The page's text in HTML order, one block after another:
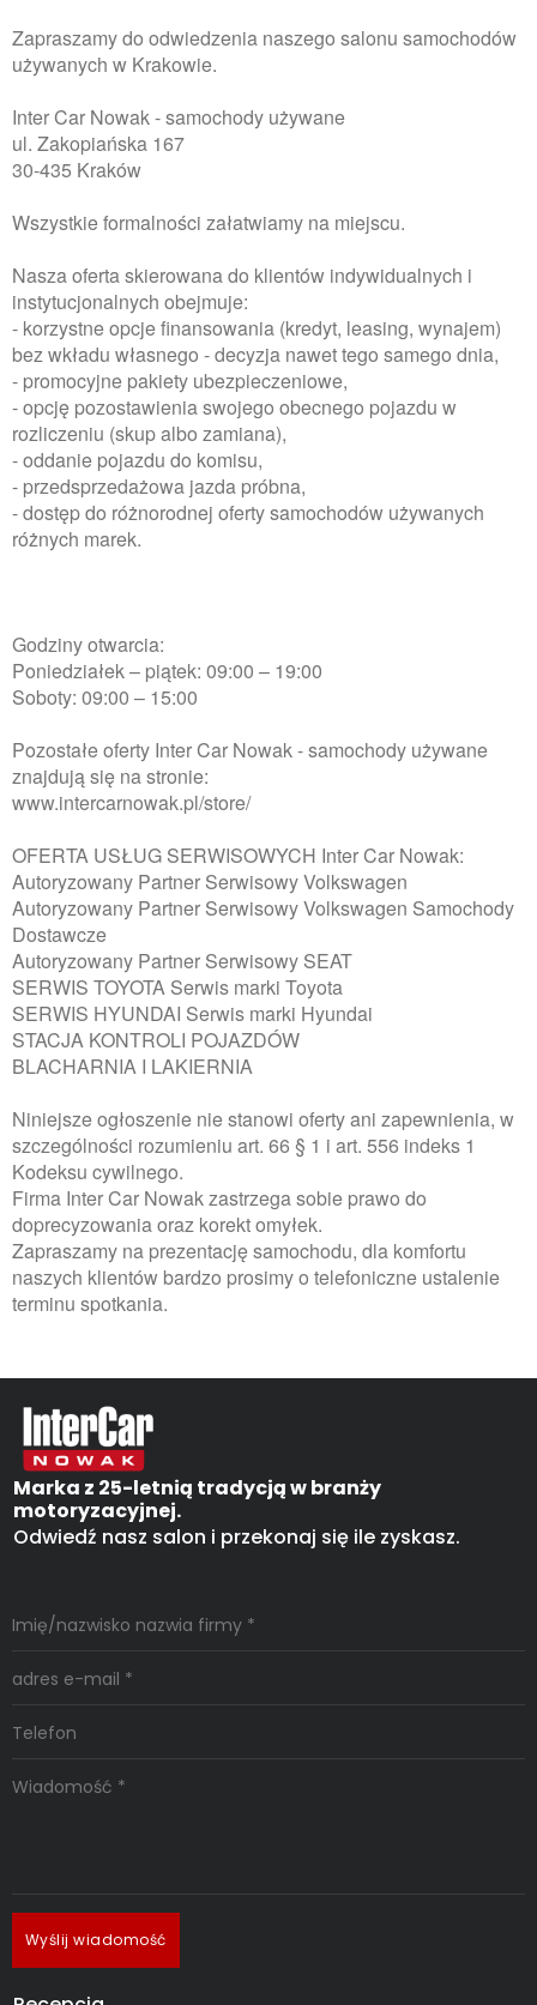
Zapraszamy do odwiedzenia naszego salonu samochodów
używanych w Krakowie.
Inter Car Nowak - samochody używane
ul. Zakopiańska 167
30-435 Kraków
Wszystkie formalności załatwiamy na miejscu.
Nasza oferta skierowana do klientów indywidualnych i
instytucjonalnych obejmuje:
- korzystne opcje finansowania (kredyt, leasing, wynajem)
bez wkładu własnego - decyzja nawet tego samego dnia,
- promocyjne pakiety ubezpieczeniowe,
- opcję pozostawienia swojego obecnego pojazdu w
rozliczeniu (skup albo zamiana),
- oddanie pojazdu do komisu,
- przedsprzedażowa jazda próbna,
- dostęp do różnorodnej oferty samochodów używanych
różnych marek.
Godziny otwarcia:
Poniedziałek – piątek: 09:00 – 19:00
Soboty: 09:00 – 15:00
Pozostałe oferty Inter Car Nowak - samochody używane
znajdują się na stronie:
www.intercarnowak.pl/store/
OFERTA USŁUG SERWISOWYCH Inter Car Nowak:
Autoryzowany Partner Serwisowy Volkswagen
Autoryzowany Partner Serwisowy Volkswagen Samochody
Dostawcze
Autoryzowany Partner Serwisowy SEAT
SERWIS TOYOTA Serwis marki Toyota
SERWIS HYUNDAI Serwis marki Hyundai
STACJA KONTROLI POJAZDÓW
BLACHARNIA I LAKIERNIA
Niniejsze ogłoszenie nie stanowi oferty ani zapewnienia, w
szczególności rozumieniu art. 66 § 1 i art. 556 indeks 1
Kodeksu cywilnego.
Firma Inter Car Nowak zastrzega sobie prawo do
doprecyzowania oraz korekt omyłek.
Zapraszamy na prezentację samochodu, dla komfortu
naszych klientów bardzo prosimy o telefoniczne ustalenie
terminu spotkania.
Marka z 25-letnią tradycją w branży
motoryzacyjnej.
Odwiedź nasz salon i przekonaj się ile zyskasz.
Wyślij wiadomość